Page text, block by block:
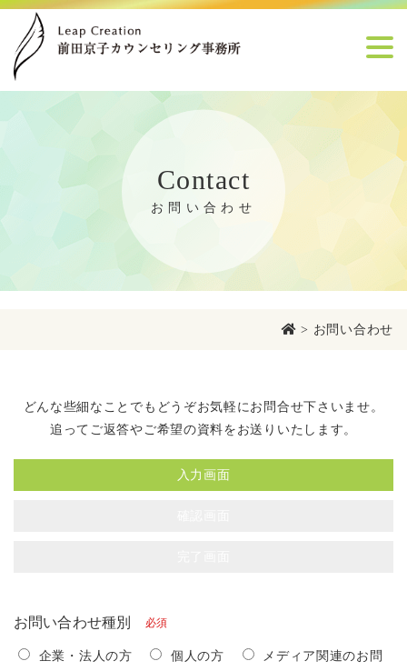
Contact
お問い合わせ
> お問い合わせ
どんな些細なことでもどうぞお気軽にお問合せ下さいませ。
追ってご返答やご希望の資料をお送りいたします。
入力画面
お問い合わせ種別 必須
企業・法人の方 個人の方
メディア関連のお問